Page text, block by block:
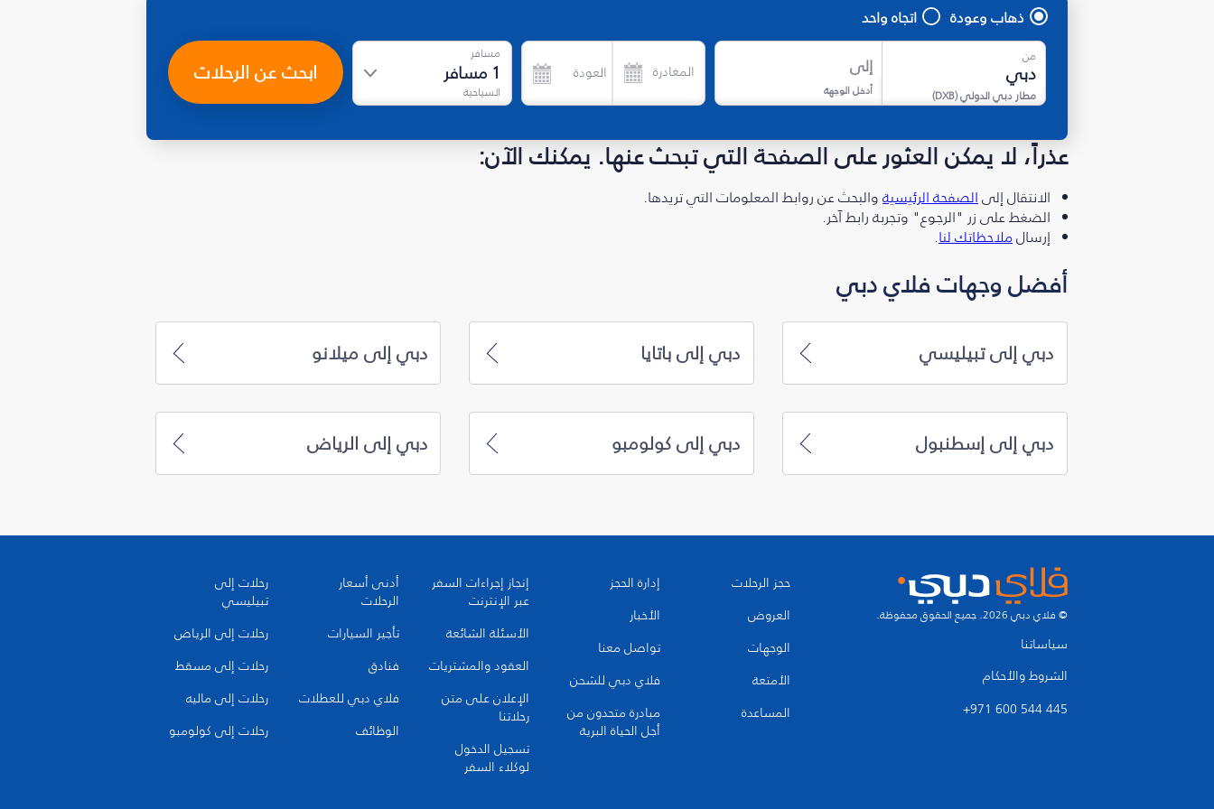
ذهاب وعودة اتجاه واحد
من
مطار دبي الدولي(
DXB
)
إلى
أدخل الوجهة
المغادرة العودة
مسافر
1 مسافر
السياحية
ابحث عن الرحلات
عذراً، لا يمكن العثور على الصفحة التي تبحث عنها. يمكنك الآن:
الانتقال إلى الصفحة الرئيسية والبحث عن روابط المعلومات التي تريدها.
الضغط على زر "الرجوع" وتجربة رابط آخر.
إرسالملاحظاتك لنا.
أفضل وجهات فلاي دبي
دبي إلى تبيليسي دبي إلى باتايا دبي إلى ميلانو
دبي إلى إسطنبول دبي إلى كولومبو دبي إلى الرياض
© فلاي دبي 2026. جميع الحقوق محفوظة.
سياساتنا
الشروط والأحكام
+971 600 544 445
حجز الرحلات
العروض
الوجهات
الأمتعة
المساعدة
إدارة الحجز
الأخبار
تواصل معنا
فلاي دبي للشحن
مبادرة متحدون من
أجل الحياة البرية
إنجاز إجراءات السفر
عبر الإنترنت
الأسئلة الشائعة
العقود والمشتريات
الإعلان على متن
رحلاتنا
تسجيل الدخول
لوكلاء السفر
أدنى أسعار
الرحلات
تأجير السيارات
فنادق
فلاي دبي للعطلات
الوظائف
رحلات إلى
تبيليسي
رحلات إلى الرياض
رحلات إلى مسقط
رحلات إلى ماليه
رحلات إلى كولومبو